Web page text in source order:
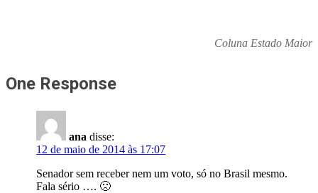
Coluna Estado Maior
One Response
ana disse:
12 de maio de 2014 às 17:07
Senador sem receber nem um voto, só no Brasil mesmo.
Fala sério …. 🙁